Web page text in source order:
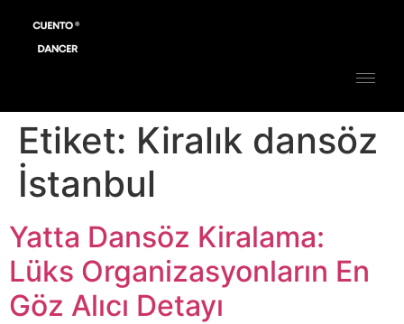
Etiket: Kiralık dansöz
İstanbul
Yatta Dansöz Kiralama:
Lüks Organizasyonların En
Göz Alıcı Detayı